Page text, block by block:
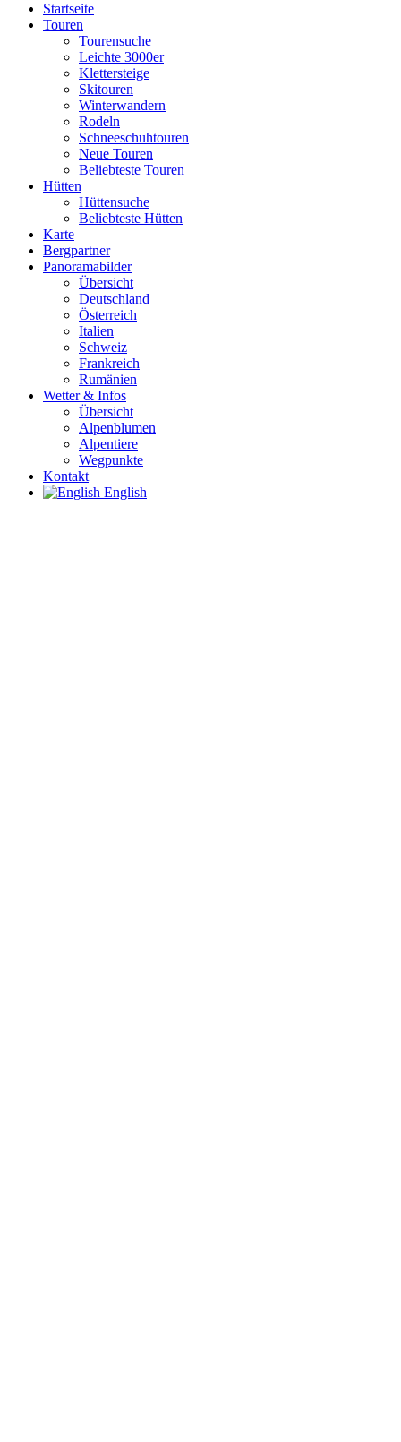
Startseite
Touren
Tourensuche
Leichte 3000er
Klettersteige
Skitouren
Winterwandern
Rodeln
Schneeschuhtouren
Neue Touren
Beliebteste Touren
Hütten
Hüttensuche
Beliebteste Hütten
Karte
Bergpartner
Panoramabilder
Übersicht
Deutschland
Österreich
Italien
Schweiz
Frankreich
Rumänien
Wetter & Infos
Übersicht
Alpenblumen
Alpentiere
Wegpunkte
Kontakt
English